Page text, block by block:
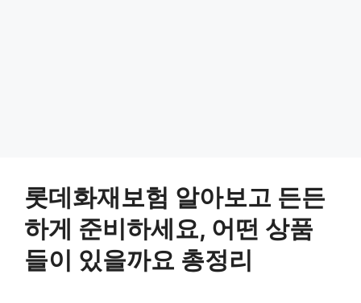
롯데화재보험 알아보고 든든
하게 준비하세요, 어떤 상품
들이 있을까요 총정리